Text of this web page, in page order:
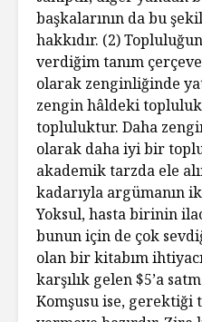
başkalarının da bu
hakkıdır. (2)
verdiğim tanım
olarak zenginliğinde
zengin hâldeki
topluluktur. Daha
olarak daha iyi bir
akademik tarzda ele
kadarıyla argümanın
Yoksul, hasta birinin
bunun için de çok
olan bir kitabım
karşılık gelen $5’a
Komşusu ise,